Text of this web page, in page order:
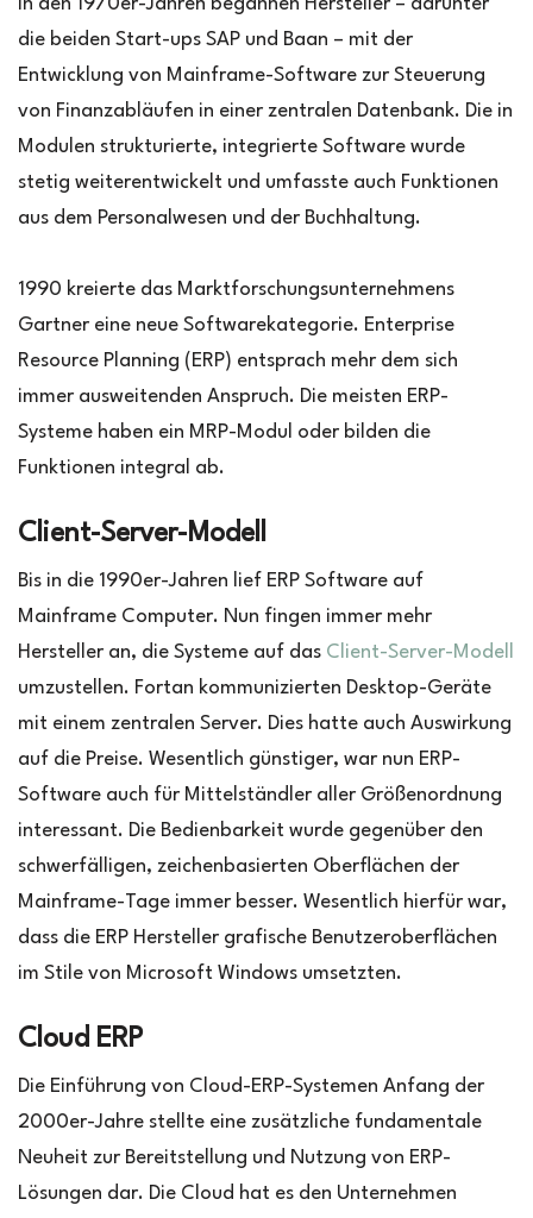
In den 1970er-Jahren begannen Hersteller – darunter
die beiden Start-ups SAP und Baan – mit der
Entwicklung von Mainframe-Software zur Steuerung
von Finanzabläufen in einer zentralen Datenbank. Die in
Modulen strukturierte, integrierte Software wurde
stetig weiterentwickelt und umfasste auch Funktionen
aus dem Personalwesen und der Buchhaltung.
1990 kreierte das Marktforschungsunternehmens
Gartner eine neue Softwarekategorie. Enterprise
Resource Planning (ERP) entsprach mehr dem sich
immer ausweitenden Anspruch. Die meisten ERP-
Systeme haben ein MRP-Modul oder bilden die
Funktionen integral ab.
Client-Server-Modell
Bis in die 1990er-Jahren lief ERP Software auf
Mainframe Computer. Nun fingen immer mehr
Hersteller an, die Systeme auf das Client-Server-Modell
umzustellen. Fortan kommunizierten Desktop-Geräte
mit einem zentralen Server. Dies hatte auch Auswirkung
auf die Preise. Wesentlich günstiger, war nun ERP-
Software auch für Mittelständler aller Größenordnung
interessant. Die Bedienbarkeit wurde gegenüber den
schwerfälligen, zeichenbasierten Oberflächen der
Mainframe-Tage immer besser. Wesentlich hierfür war,
dass die ERP Hersteller grafische Benutzeroberflächen
im Stile von Microsoft Windows umsetzten.
Cloud ERP
Die Einführung von Cloud-ERP-Systemen Anfang der
2000er-Jahre stellte eine zusätzliche fundamentale
Neuheit zur Bereitstellung und Nutzung von ERP-
Lösungen dar. Die Cloud hat es den Unternehmen